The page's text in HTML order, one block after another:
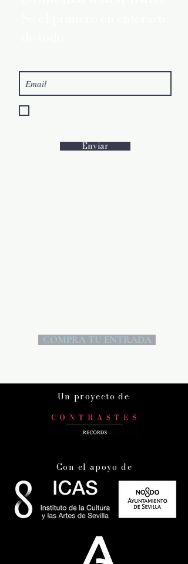
Enviar
COMPRA TU ENTRADA
Un proyecto de
Con el apoyo de